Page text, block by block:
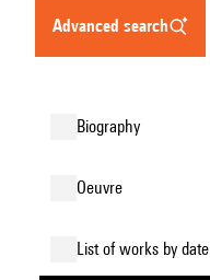
advanced search
biography
oeuvre
list of works by date